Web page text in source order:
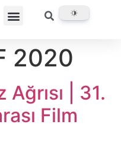
2020
| 31.
Film